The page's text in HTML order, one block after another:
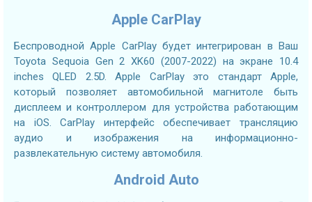
Apple CarPlay
Беспроводной Apple CarPlay будет интегрирован в Ваш
Toyota Sequoia Gen 2 XK60 (2007-2022) на экране 10.4
inches QLED 2.5D. Apple CarPlay это стандарт Apple,
который позволяет автомобильной магнитоле быть
дисплеем и контроллером для устройства работающим
на iOS. CarPlay интерфейс обеспечивает трансляцию
аудио и изображения на информационно-
развлекательную систему автомобиля.
Android Auto